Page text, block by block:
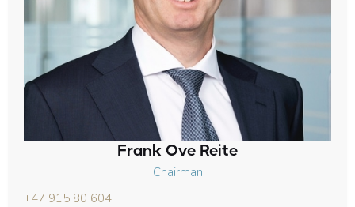
Frank Ove Reite
Chairman
+47 915 80 604